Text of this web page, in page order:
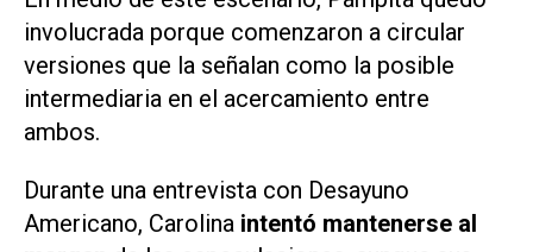
involucrada porque comenzaron a circular
versiones que la señalan como la posible
intermediaria en el acercamiento entre
ambos.
Durante una entrevista con Desayuno
Americano, Carolina intentó mantenerse al